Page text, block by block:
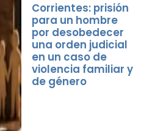
Corrientes: prisión
para un hombre
por desobedecer
una orden judicial
en un caso de
violencia familiar y
de género